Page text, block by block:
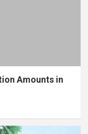
Amounts in